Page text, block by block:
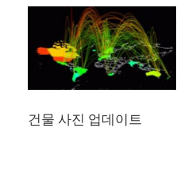
건물 사진 업데이트